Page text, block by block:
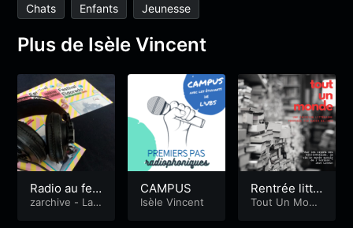
Chats Enfants Jeunesse
Plus de Isèle Vincent
Radio au fes
tival Eldorad
zarchive - La
CAMPUS
Isèle Vincent
Rentrée litté
raire – Septe
Tout Un Mond